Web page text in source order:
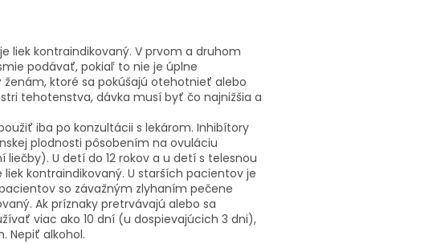
liek kontraindikovaný. V prvom a druhom
podávať, pokiaľ to nie je úplne
ženám, ktoré sa pokúšajú otehotnieť alebo
tehotenstva, dávka musí byť čo najnižšia a
iba po konzultácii s lekárom. Inhibítory
plodnosti pôsobením na ovuláciu
liečby). U detí do 12 rokov a u detí s telesnou
kontraindikovaný. U starších pacientov je
so závažným zlyhaním pečene
Ak príznaky pretrvávajú alebo sa
viac ako 10 dní (u dospievajúcich 3 dni),
Nepiť alkohol.